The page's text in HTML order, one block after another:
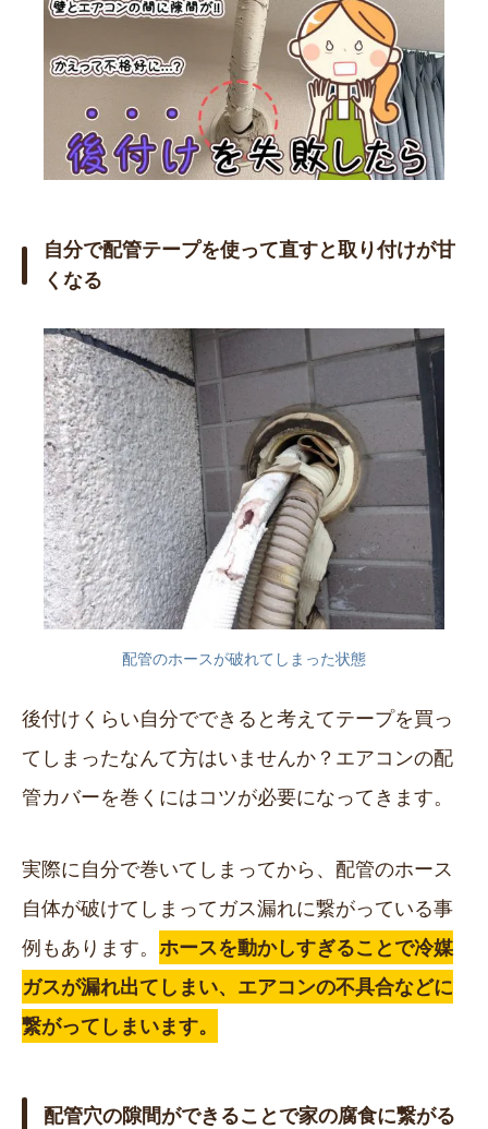
自分で配管テープを使って直すと取り付けが甘
くなる
配管のホースが破れてしまった状態
後付けくらい自分でできると考えてテープを買っ
てしまったなんて方はいませんか？エアコンの配
管カバーを巻くにはコツが必要になってきます。
実際に自分で巻いてしまってから、配管のホース
自体が破けてしまってガス漏れに繋がっている事
例もあります。 ホースを動かしすぎることで冷媒
ガスが漏れ出てしまい、エアコンの不具合などに
繋がってしまいます。
配管穴の隙間ができることで家の腐食に繋がる